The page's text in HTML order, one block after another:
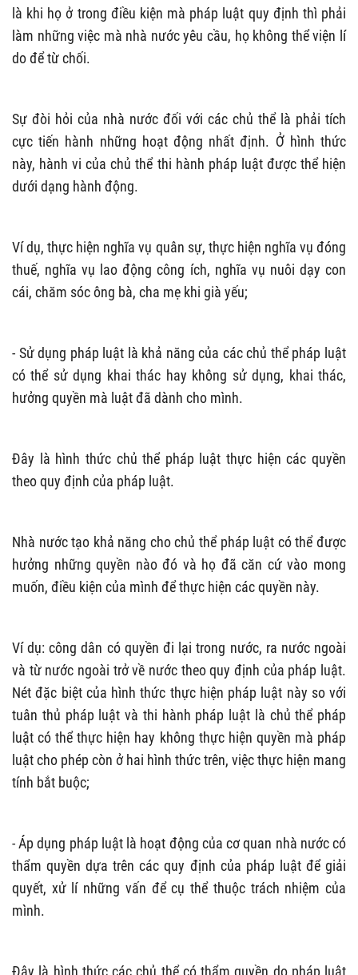
là khi họ ở trong điều kiện mà pháp luật quy định thì phải
làm những việc mà nhà nước yêu cầu, họ không thể viện lí
do để từ chối.
Sự đòi hỏi của nhà nước đối với các chủ thể là phải tích
cực tiến hành những hoạt động nhất định. Ở hình thức
này, hành vi của chủ thể thi hành pháp luật được thể hiện
dưới dạng hành động.
Ví dụ, thực hiện nghĩa vụ quân sự, thực hiện nghĩa vụ đóng
thuế, nghĩa vụ lao động công ích, nghĩa vụ nuôi dạy con
cái, chăm sóc ông bà, cha mẹ khi già yếu;
- Sử dụng pháp luật là khả năng của các chủ thể pháp luật
có thể sử dụng khai thác hay không sử dụng, khai thác,
hưởng quyền mà luật đã dành cho mình.
Đây là hình thức chủ thể pháp luật thực hiện các quyền
theo quy định của pháp luật.
Nhà nước tạo khả năng cho chủ thể pháp luật có thể được
hưởng những quyền nào đó và họ đã căn cứ vào mong
muốn, điều kiện của mình để thực hiện các quyền này.
Ví dụ: công dân có quyền đi lại trong nước, ra nước ngoài
và từ nước ngoài trở về nước theo quy định của pháp luật.
Nét đặc biệt của hình thức thực hiện pháp luật này so với
tuân thủ pháp luật và thi hành pháp luật là chủ thể pháp
luật có thể thực hiện hay không thực hiện quyền mà pháp
luật cho phép còn ở hai hình thức trên, việc thực hiện mang
tính bắt buộc;
- Áp dụng pháp luật là hoạt động của cơ quan nhà nước có
thẩm quyền dựa trên các quy định của pháp luật để giải
quyết, xử lí những vấn để cụ thể thuộc trách nhiệm của
mình.
Đây là hình thức các chủ thể có thẩm quyền do pháp luật